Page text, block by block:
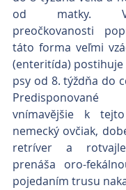
od matky.
preočkovanosti
táto forma veľmi
(enteritída) postihuje
psy od 8. týždňa do
vnímavějšie k
nemecký ovčiak,
retríver a
prenáša oro-
pojedaním trusu